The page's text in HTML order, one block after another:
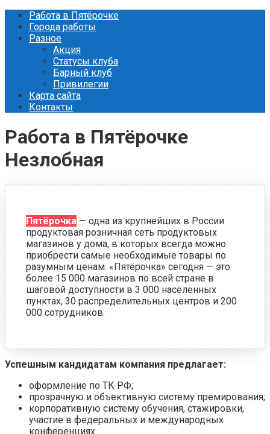
Перейти
контенту
Работа в Пятёрочке
Города работы
Разное
Акция
Статусы клуба
Барный клуб
Привилегии
Карта сайта
Контакты
Работа в Пятёрочке
Незлобная
Пятёрочка — одна из крупнейших в России
продуктовая розничная сеть продуктовых
магазинов у дома, в которых всегда можно
приобрести самые необходимые товары по
разумным ценам. «Пятёрочка» сегодня — это
более 15 000 магазинов по всей стране в
шаговой доступности в 3 000 населенных
пунктах, 30 распределительных центров и 200
000 сотрудников.
Успешным кандидатам компания предлагает:
оформление по ТК РФ;
прозрачную и объективную систему премирования;
корпоративную систему обучения, стажировки,
участие в федеральных и международных
конференциях.